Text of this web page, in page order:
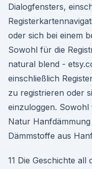
Dialogfensters,
oder sich bei einem
Sowohl für die
natural blend -
einschließlich
zu registrieren oder
einzuloggen.
Natur
Dämmstoffe aus
11 Die Geschichte